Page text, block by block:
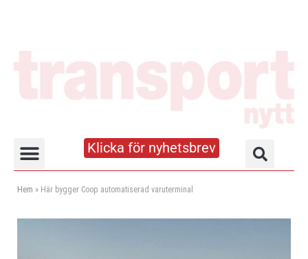
Klicka för nyhetsbrev
Hem » Här bygger Coop automatiserad varuterminal